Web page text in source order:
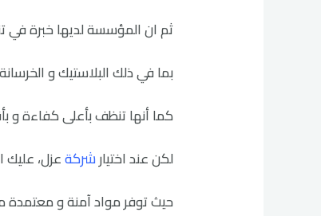
ثم ان المؤسسة لديها خبرة في
بما في ذلك البلاستيك و
كما أنها تنظف بأعلى كفاءة و
لكن عند اختيارشركةعزل، عليك
حيث توفر مواد آمنة و معتمدة